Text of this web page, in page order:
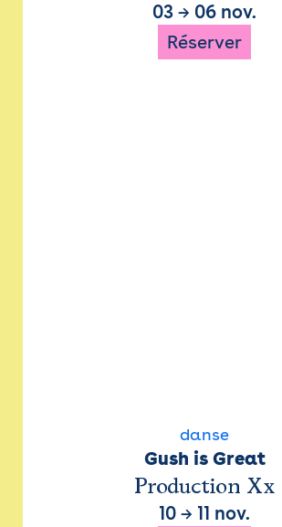
03 → 06 nov.
Réserver
danse
Gush is Great
Production Xx
10 → 11 nov.